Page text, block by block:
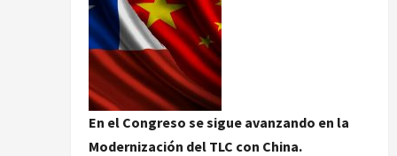
En el Congreso se sigue avanzando en la
Modernización del TLC con China.